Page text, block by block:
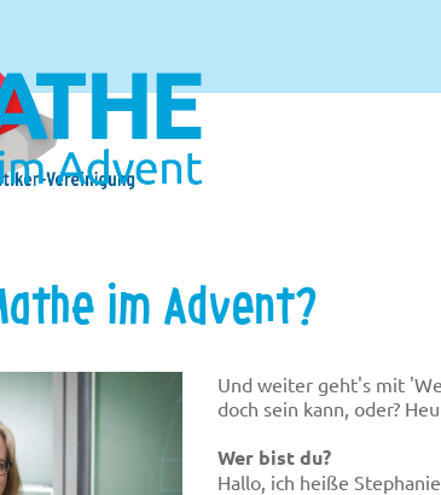
im Advent?
Und weiter geht's mit
doch sein kann, oder?
Wer bist du?
Hallo, ich heiße